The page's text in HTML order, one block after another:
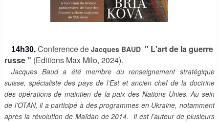
14h30.Conference deJacques BAUD " L'art de la guerre
russe " (Editions Max Milo, 2024).
Jacques Baud a été membre du renseignement stratégique
suisse, spécialiste des pays de l’Est et ancien chef de la doctrine
des opérations de maintien de la paix des Nations Unies. Au sein
de l’OTAN, il a participé à des programmes en Ukraine, notamment
après la révolution de Maïdan de 2014. Il est l’auteur de plusieurs